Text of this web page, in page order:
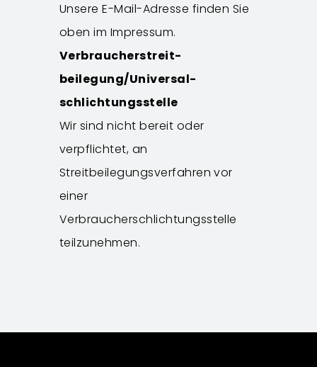
Unsere E-Mail-Adresse finden Sie
oben im Impressum.
Verbraucher­streit­
beilegung/Universal­
schlichtungs­stelle
Wir sind nicht bereit oder
verpflichtet, an
Streitbeilegungsverfahren vor
einer
Verbraucherschlichtungsstelle
teilzunehmen.